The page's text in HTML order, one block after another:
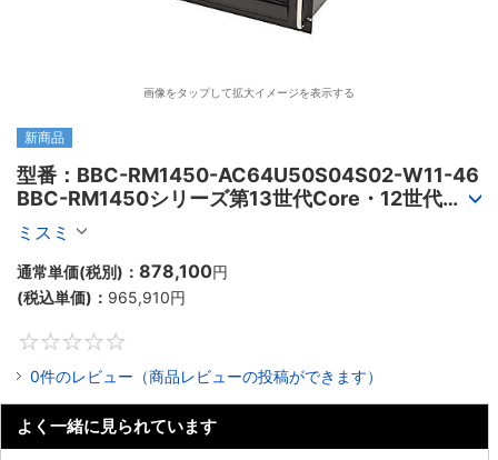
画像をタップして拡大イメージを表示する
新商品
型番：BBC-RM1450-AC64U50S04S02-W11-46
BBC-RM1450シリーズ第13世代Core・12世代
Celeron対応ラックマウント4PCIe
ミスミ
通常単価(税別)： 878,100円
(税込単価)： 965,910円
0件のレビュー（商品レビューの投稿ができます）
よく一緒に見られています